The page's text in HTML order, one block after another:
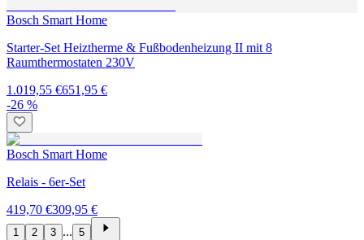
Bosch Smart Home
Starter-Set Heiztherme & Fußbodenheizung II mit 8
Raumthermostaten 230V
1.019,55 €651,95 €
-26 %
Bosch Smart Home
Relais - 6er-Set
419,70 €309,95 €
1 2 3 ... 5